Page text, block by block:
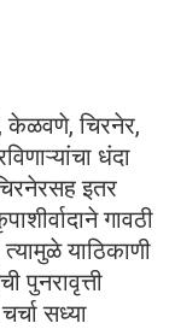
केळवणे, चिरनेर,
धंदा
इतर
गावठी
याठिकाणी
पुनरावृत्ती
सध्या